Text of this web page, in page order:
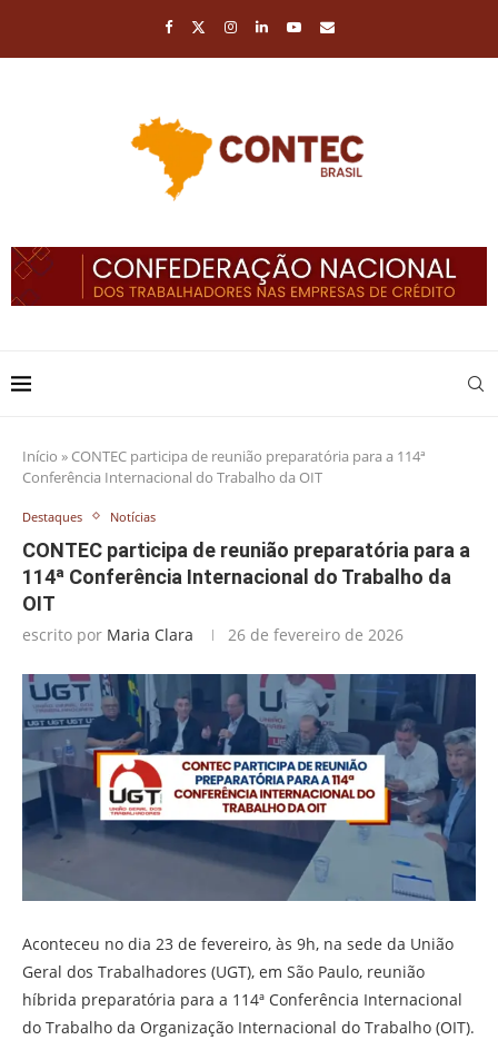
Início » CONTEC participa de reunião preparatória para a 114ª
Conferência Internacional do Trabalho da OIT
Destaques Notícias
CONTEC participa de reunião preparatória para a
114ª Conferência Internacional do Trabalho da
OIT
escrito por Maria Clara 26 de fevereiro de 2026
Aconteceu no dia 23 de fevereiro, às 9h, na sede da União
Geral dos Trabalhadores (UGT), em São Paulo, reunião
híbrida preparatória para a 114ª Conferência Internacional
do Trabalho da Organização Internacional do Trabalho (OIT).